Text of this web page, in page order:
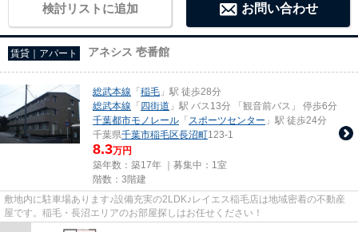
検討リストに追加 お問い合わせ
賃貸｜アパート アネシス 壱番館
総武本線 「稲毛 」駅 徒歩28分
総武本線 「四街道 」駅 バス13分 「観音前バス」 停歩6分
千葉都市モノレール 「 スポーツセンター 」駅 徒歩24分
千葉県千葉市稲毛区長沼町123-1
8.3万円
築年数：築17年 ｜募集中： 1室
階数：3階建
敷地内に駐車場あります♪設備充実の2LDK♪レイエス稲毛店は地域密着の不動産
屋です。稲毛・長沼エリアのお部屋探しはお任せください！